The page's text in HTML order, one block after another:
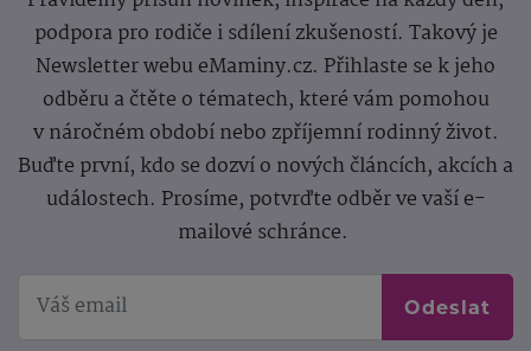
podpora pro rodiče i sdílení zkušeností. Takový je
Newsletter webu eMaminy.cz. Přihlaste se k jeho
odběru a čtěte o tématech, které vám pomohou
v náročném období nebo zpříjemní rodinný život.
Buďte první, kdo se dozví o nových článcích, akcích a
událostech. Prosíme, potvrďte odběr ve vaší e-
mailové schránce.
Odeslat